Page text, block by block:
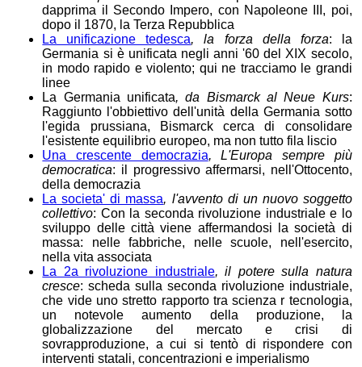
dapprima il Secondo Impero, con Napoleone III, poi,
dopo il 1870, la Terza Repubblica
La unificazione tedesca, la forza della forza: la
Germania si è unificata negli anni '60 del XIX secolo,
in modo rapido e violento; qui ne tracciamo le grandi
linee
La Germania unificata, da Bismarck al Neue Kurs:
Raggiunto l'obbiettivo dell'unità della Germania sotto
l'egida prussiana, Bismarck cerca di consolidare
l'esistente equilibrio europeo, ma non tutto fila liscio
Una crescente democrazia, L'Europa sempre più
democratica: il progressivo affermarsi, nell'Ottocento,
della democrazia
La societa' di massa, l'avvento di un nuovo soggetto
collettivo: Con la seconda rivoluzione industriale e lo
sviluppo delle città viene affermandosi la società di
massa: nelle fabbriche, nelle scuole, nell'esercito,
nella vita associata
La 2a rivoluzione industriale, il potere sulla natura
cresce: scheda sulla seconda rivoluzione industriale,
che vide uno stretto rapporto tra scienza r tecnologia,
un notevole aumento della produzione, la
globalizzazione del mercato e crisi di
sovrapproduzione, a cui si tentò di rispondere con
interventi statali, concentrazioni e imperialismo